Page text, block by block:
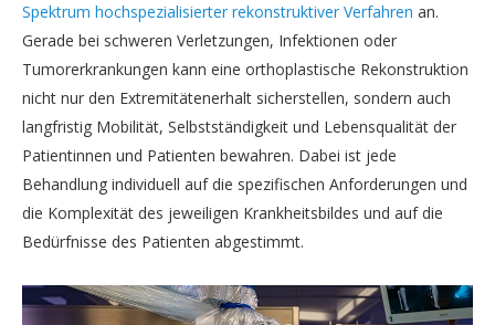
Spektrum hochspezialisierter rekonstruktiver Verfahren an.
Gerade bei schweren Verletzungen, Infektionen oder
Tumorerkrankungen kann eine orthoplastische Rekonstruktion
nicht nur den Extremitätenerhalt sicherstellen, sondern auch
langfristig Mobilität, Selbstständigkeit und Lebensqualität der
Patientinnen und Patienten bewahren. Dabei ist jede
Behandlung individuell auf die spezifischen Anforderungen und
die Komplexität des jeweiligen Krankheitsbildes und auf die
Bedürfnisse des Patienten abgestimmt.